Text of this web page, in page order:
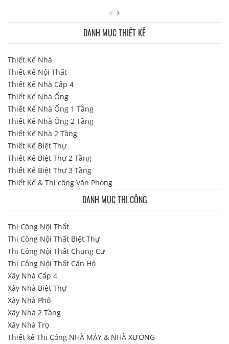
DANH MỤC THIẾT KẾ
Thiết Kế Nhà
Thiết Kế Nội Thất
Thiết Kế Nhà Cấp 4
Thiết Kế Nhà Ống
Thiết Kế Nhà Ống 1 Tầng
Thiết Kế Nhà Ống 2 Tầng
Thiết Kế Nhà 2 Tầng
Thiết Kế Biệt Thự
Thiết Kế Biệt Thự 2 Tầng
Thiết Kế Biệt Thự 3 Tầng
Thiết Kế & Thi công Văn Phòng
DANH MỤC THI CÔNG
Thi Công Nội Thất
Thi Công Nội Thất Biệt Thự
Thi Công Nội Thất Chung Cư
Thi Công Nội Thất Căn Hộ
Xây Nhà Cấp 4
Xây Nhà Biệt Thự
Xây Nhà Phố
Xây Nhà 2 Tầng
Xây Nhà Trọ
Thiết kế Thi Công NHÀ MÁY & NHÀ XƯỞNG